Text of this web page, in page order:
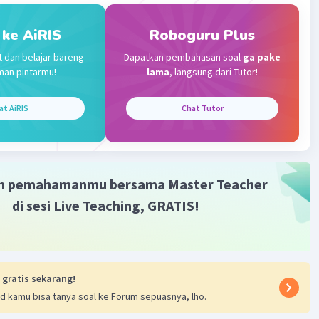
kok nanya saya ✨🗿 🗿 🗿 ✨
·3.0(4) Balas
AiRIS
dan belajar bareng
pintarmu!
AiRIS
Roboguru Plus
Dapatkan pembahasan soal ga pake
lama, langsung dari Tutor!
Chat Tutor
pemahamanmu bersama Master Teacher
di sesi Live Teaching, GRATIS!
gratis sekarang!
kamu bisa tanya soal ke Forum sepuasnya, lho.